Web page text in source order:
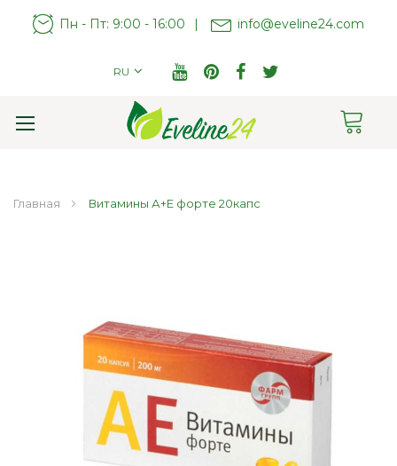
Пн - Пт: 9:00 - 16:00 | info@eveline24.com
RU
Главная Витамины А+Е форте 20капс
изображений